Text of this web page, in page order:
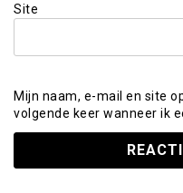
Site
Mijn naam, e-mail en site
volgende keer wanneer ik